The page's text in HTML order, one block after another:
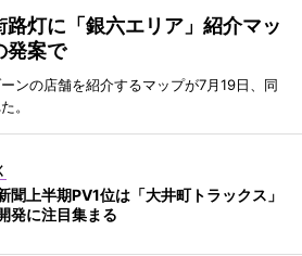
路灯に「銀六エリア」紹介マッ
案で
ンの店舗を紹介するマップが7月19日、同
。
聞上半期PV1位は「大井町トラックス」
に注目集まる